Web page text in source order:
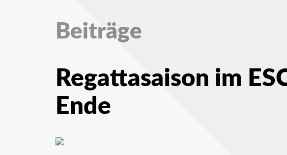
Beiträge
Regattasaison im
Ende